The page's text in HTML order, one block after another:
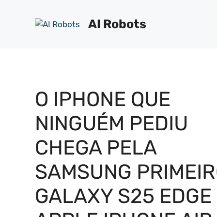
AI Robots
O IPHONE QUE
NINGUÉM PEDIU
CHEGA PELA
SAMSUNG
GALAXY S25 EDGE